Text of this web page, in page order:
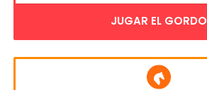
JUGAR EL GORDO